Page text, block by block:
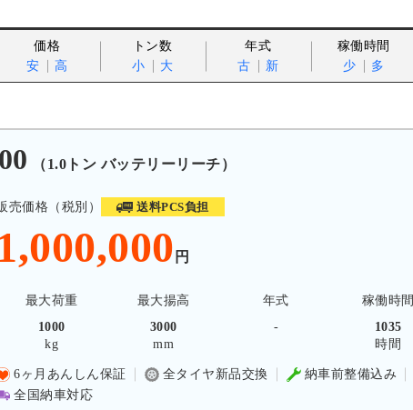
価格
安
高
トン数
小
大
年式
古
新
稼働時間
少
多
（1.0トン バッテリーリーチ）
売価格（税別） 送料PCS負担
円
最大荷重 最大揚高 年式 稼働時間
1000
kg
3000
mm
-
1035
時間
6ヶ月あんしん保証 全タイヤ新品交換 納車前整備込み
全国納車対応